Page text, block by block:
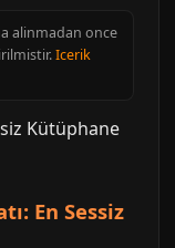
alinmadan once
Icerik
En Sessiz